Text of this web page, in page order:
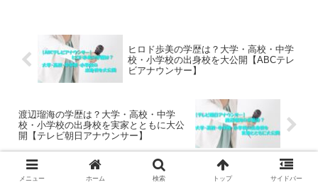
ヒロド歩美の学歴は？大学・高校・中学
校・小学校の出身校を大公開【ABCテレ
ビアナウンサー】
渡辺瑠海の学歴は？大学・高校・中学
校・小学校の出身校を実家とともに大公
開【テレビ朝日アナウンサー】
メニュー ホーム 検索 トップ サイドバー